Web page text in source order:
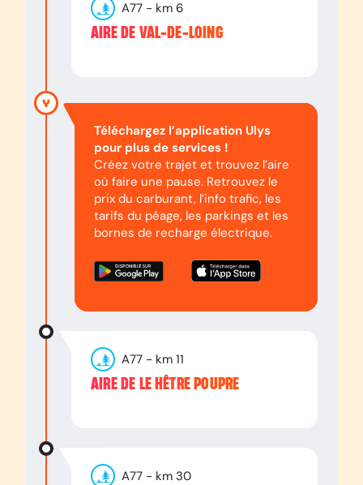
A77 - km 6
AIRE DE VAL-DE-LOING
Téléchargez l’application Ulys
pour plus de services !
Créez votre trajet et trouvez l’aire
où faire une pause. Retrouvez le
prix du carburant, l’info trafic, les
tarifs du péage, les parkings et les
bornes de recharge électrique.
A77 - km 11
AIRE DE LE HÊTRE POUPRE
A77 - km 30